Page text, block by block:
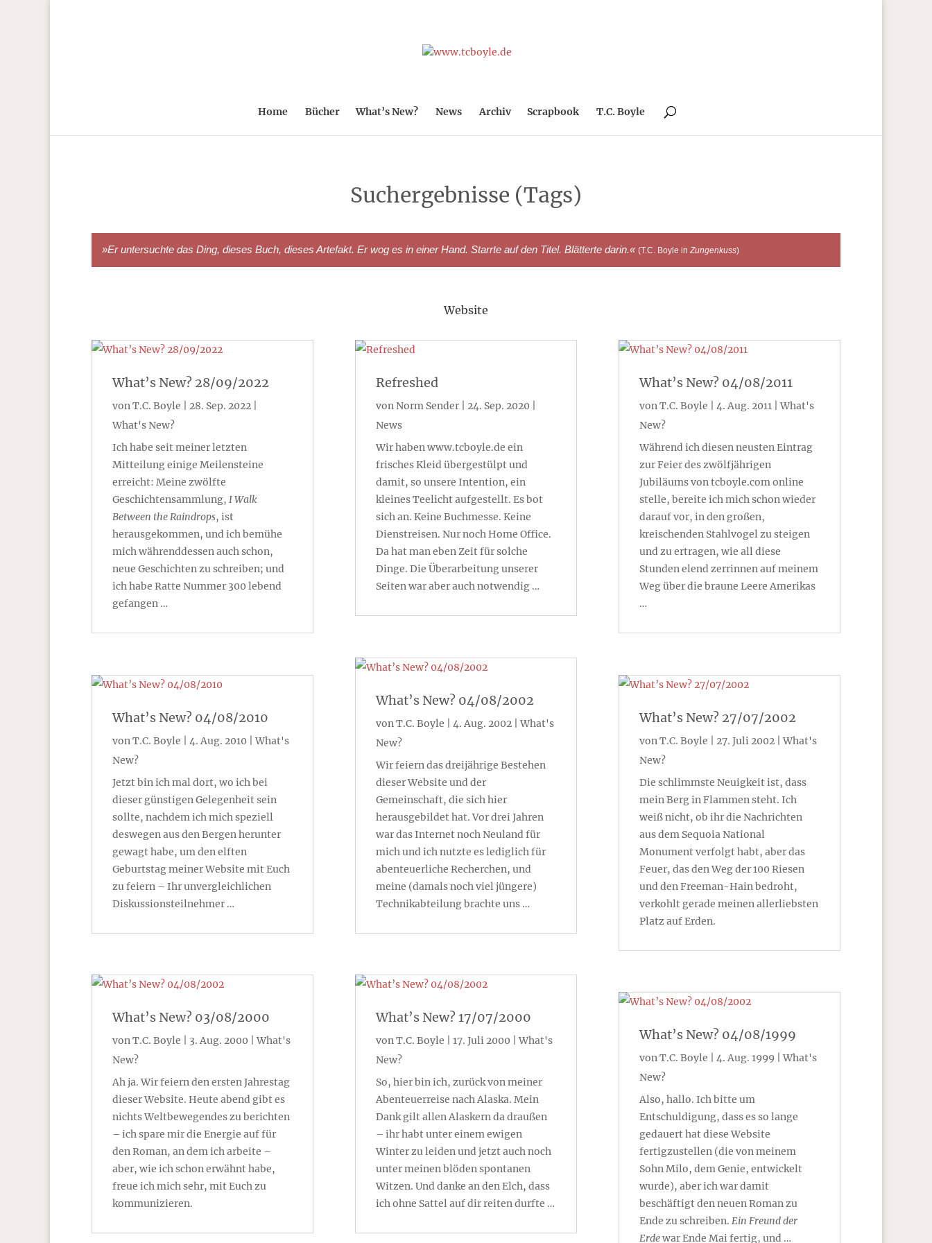
Home Bücher What’s New? News Archiv Scrapbook T.C. Boyle
Suchergebnisse (Tags)
»Er untersuchte das Ding, dieses Buch, dieses Artefakt. Er wog es in einer Hand. Starrte auf den Titel. Blätterte darin.« (T.C. Boyle in Zungenkuss)
Website
What’s New? 28/09/2022
vonT.C. Boyle 28. Sep. 2022
What's New?
Ich habe seit meiner letzten
Mitteilung einige Meilensteine
erreicht: Meine zwölfte
Geschichtensammlung, I Walk
Between the Raindrops, ist
herausgekommen, und ich bemühe
mich währenddessen auch schon,
neue Geschichten zu schreiben; und
ich habe Ratte Nummer 300 lebend
gefangen …
What’s New? 04/08/2010
vonT.C. Boyle 4. Aug. 2010 |What's
New?
Jetzt bin ich mal dort, wo ich bei
dieser günstigen Gelegenheit sein
sollte, nachdem ich mich speziell
deswegen aus den Bergen herunter
gewagt habe, um den elften
Geburtstag meiner Website mit Euch
zu feiern – Ihr unvergleichlichen
Diskussionsteilnehmer …
What’s New? 03/08/2000
vonT.C. Boyle 3. Aug. 2000 |What's
New?
Ah ja. Wir feiern den ersten Jahrestag
dieser Website. Heute abend gibt es
nichts Weltbewegendes zu berichten
– ich spare mir die Energie auf für
den Roman, an dem ich arbeite –
aber, wie ich schon erwähnt habe,
freue ich mich sehr, mit Euch zu
kommunizieren.
Refreshed
vonNorm Sender| 24. Sep. 2020
News
Wir haben www.tcboyle.de ein
frisches Kleid übergestülpt und
damit, so unsere Intention, ein
kleines Teelicht aufgestellt. Es bot
sich an. Keine Buchmesse. Keine
Dienstreisen. Nur noch Home Office.
Da hat man eben Zeit für solche
Dinge. Die Überarbeitung unserer
Seiten war aber auch notwendig …
What’s New? 04/08/2002
vonT.C. Boyle 4. Aug. 2002|What's
New?
Wir feiern das dreijährige Bestehen
dieser Website und der
Gemeinschaft, die sich hier
herausgebildet hat. Vor drei Jahren
war das Internet noch Neuland für
mich und ich nutzte es lediglich für
abenteuerliche Recherchen, und
meine (damals noch viel jüngere)
Technikabteilung brachte uns …
What’s New? 17/07/2000
vonT.C. Boyle 17. Juli 2000 |What's
New?
So, hier bin ich, zurück von meiner
Abenteuerreise nach Alaska. Mein
Dank gilt allen Alaskern da draußen
– ihr habt unter einem ewigen
Winter zu leiden und jetzt auch noch
unter meinen blöden spontanen
Witzen. Und danke an den Elch, dass
ich ohne Sattel auf dir reiten durfte …
What’s New? 04/08/2011
vonT.C. Boyle 4. Aug. 2011|What's
New?
Während ich diesen neusten Eintrag
zur Feier des zwölfjährigen
Jubiläums von tcboyle.com online
stelle, bereite ich mich schon wieder
darauf vor, in den großen,
kreischenden Stahlvogel zu steigen
und zu ertragen, wie all diese
Stunden elend zerrinnen auf meinem
Weg über die braune Leere Amerikas
…
What’s New? 27/07/2002
vonT.C. Boyle 27. Juli 2002|What's
New?
Die schlimmste Neuigkeit ist, dass
mein Berg in Flammen steht. Ich
weiß nicht, ob ihr die Nachrichten
aus dem Sequoia National
Monument verfolgt habt, aber das
Feuer, das den Weg der 100 Riesen
und den Freeman-Hain bedroht,
verkohlt gerade meinen allerliebsten
Platz auf Erden.
What’s New? 04/08/1999
vonT.C. Boyle 4. Aug. 1999|What's
New?
Also, hallo. Ich bitte um
Entschuldigung, dass es so lange
gedauert hat diese Website
fertigzustellen (die von meinem
Sohn Milo, dem Genie, entwickelt
wurde), aber ich war damit
beschäftigt den neuen Roman zu
Ende zu schreiben. Ein Freund der
Erdewar Ende Mai fertig, und …